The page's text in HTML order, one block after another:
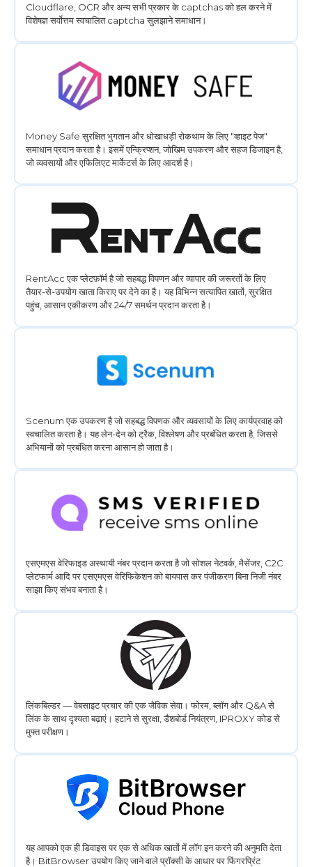
Cloudflare, OCR और अन्य सभी प्रकार के captchas को हल करने में
विशेषज्ञ सर्वोत्तम स्वचालित captcha सुलझाने समाधान।
Money Safe सुरक्षित भुगतान और धोखाधड़ी रोकथाम के लिए "व्हाइट पेज"
समाधान प्रदान करता है। इसमें एन्क्रिप्शन, जोखिम उपकरण और सहज डिजाइन है,
जो व्यवसायों और एफिलिएट मार्केटर्स के लिए आदर्श है।
RentAcc एक प्लेटफ़ॉर्म है जो सहबद्ध विपणन और व्यापार की जरूरतों के लिए
तैयार-से-उपयोग खाता किराए पर देने का है। यह विभिन्न सत्यापित खातों, सुरक्षित
पहुंच, आसान एकीकरण और 24/7 समर्थन प्रदान करता है।
Scenum एक उपकरण है जो सहबद्ध विपणक और व्यवसायों के लिए कार्यप्रवाह को
स्वचालित करता है। यह लेन-देन को ट्रैक, विश्लेषण और प्रबंधित करता है, जिससे
अभियानों को प्रबंधित करना आसान हो जाता है।
एसएमएस वेरिफाइड अस्थायी नंबर प्रदान करता है जो सोशल नेटवर्क, मैसेंजर, C2C
प्लेटफार्म आदि पर एसएमएस वेरिफिकेशन को बायपास कर पंजीकरण बिना निजी नंबर
साझा किए संभव बनाता है।
लिंकबिल्डर — वेबसाइट प्रचार की एक जैविक सेवा। फोरम, ब्लॉग और Q&A से
लिंक के साथ दृश्यता बढ़ाएं। हटाने से सुरक्षा, डैशबोर्ड नियंत्रण, IPROXY कोड से
मुफ्त परीक्षण।
यह आपको एक ही डिवाइस पर एक से अधिक खातों में लॉग इन करने की अनुमति देता
है। BitBrowser उपयोग किए जाने वाले प्रॉक्सी के आधार पर फिंगरप्रिंट